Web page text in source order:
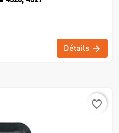
Détails
favorite_border